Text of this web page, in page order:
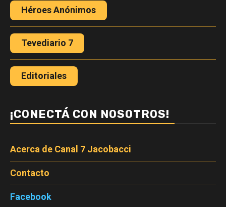
Héroes Anónimos
Tevediario 7
Editoriales
¡CONECTÁ CON NOSOTROS!
Acerca de Canal 7 Jacobacci
Contacto
Facebook